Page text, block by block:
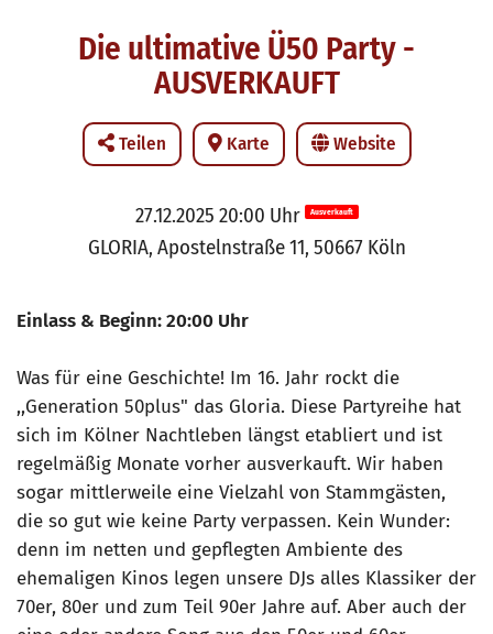
Die ultimative Ü50 Party -
AUSVERKAUFT
Teilen Karte Website
27.12.2025 20:00 Uhr Ausverkauft
GLORIA, Apostelnstraße 11, 50667 Köln
Einlass & Beginn: 20:00 Uhr
Was für eine Geschichte! Im 16. Jahr rockt die
,,Generation 50plus" das Gloria. Diese Partyreihe hat
sich im Kölner Nachtleben längst etabliert und ist
regelmäßig Monate vorher ausverkauft. Wir haben
sogar mittlerweile eine Vielzahl von Stammgästen,
die so gut wie keine Party verpassen. Kein Wunder:
denn im netten und gepflegten Ambiente des
ehemaligen Kinos legen unsere DJs alles Klassiker der
70er, 80er und zum Teil 90er Jahre auf. Aber auch der